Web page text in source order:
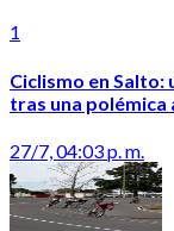
1
Ciclismo en
tras una polémica
27/7, 04:03 p. m.